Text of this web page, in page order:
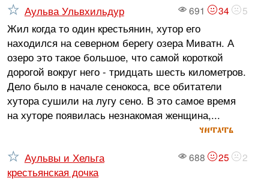
691 34 5
Аульва Ульвхильдур
Жил когда то один крестьянин, хутор его
находился на северном берегу озера Миватн. А
озеро это такое большое, что самой короткой
дорогой вокруг него - тридцать шесть километров.
Дело было в начале сенокоса, все обитатели
хутора сушили на лугу сено. В это самое время
на хуторе появилась незнакомая женщина,...
читать
688 25 2
Аульвы и Хельга
крестьянская дочка